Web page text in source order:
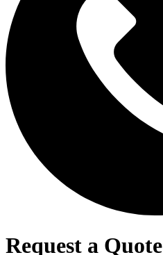
Request a Quote